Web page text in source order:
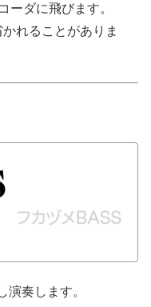
ーダに飛びます。
れることがありま
演奏します。